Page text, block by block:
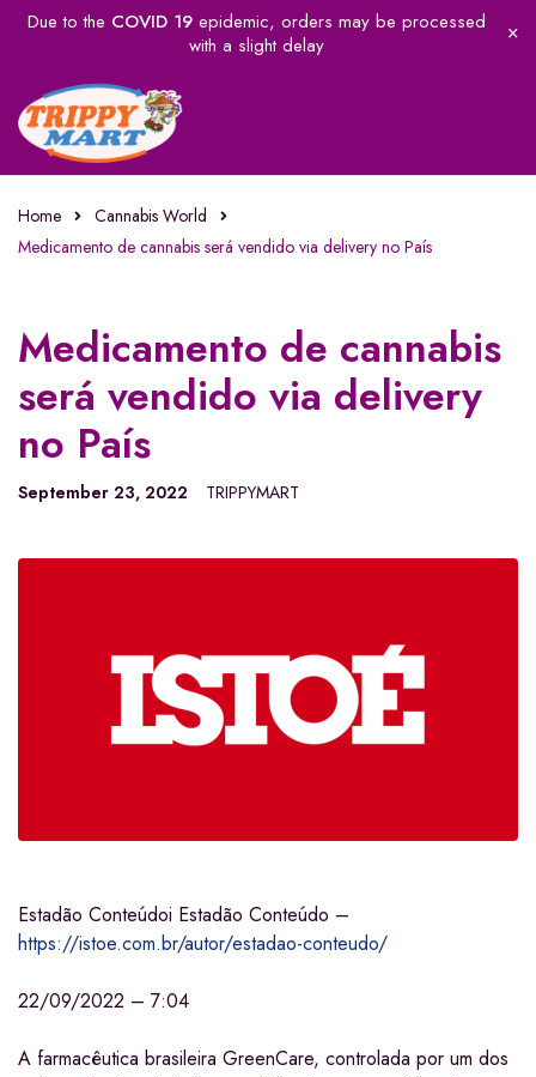
Due to the COVID 19epidemic, orders may be processed
with a slight delay
Home
Cannabis World
Medicamento de cannabis será vendido via delivery no País
Medicamento de cannabis
será vendido via delivery
no País
September 23, 2022 TRIPPYMART
Estadão Conteúdoi Estadão Conteúdo –
https://istoe.com.br/autor/estadao-conteudo/
22/09/2022 – 7:04
A farmacêutica brasileira GreenCare, controlada por um dos